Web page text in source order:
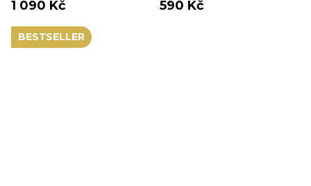
1 090 Kč 590 Kč
BESTSELLER